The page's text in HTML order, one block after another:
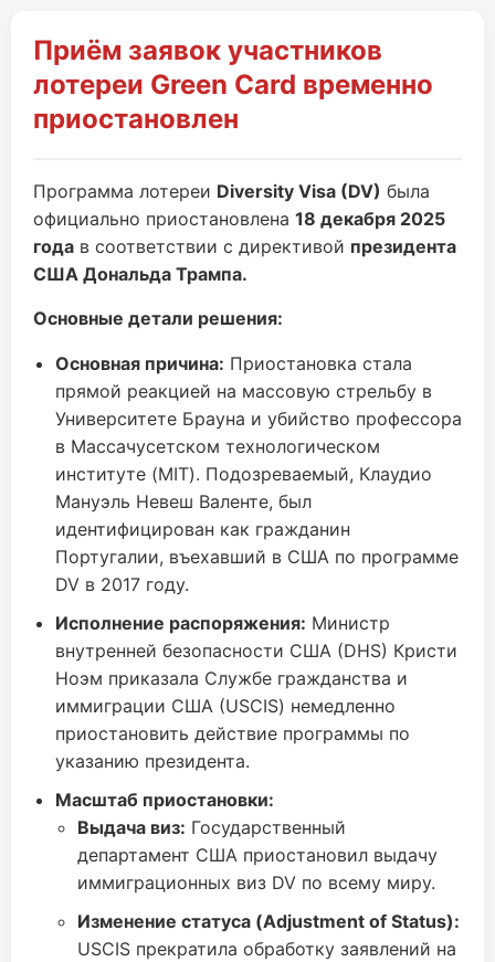
Приём заявок участников
лотереи Green Card временно
приостановлен
Программа лотереи Diversity Visa (DV) была
официально приостановлена 18 декабря 2025
года в соответствии с директивой президента
США Дональда Трампа.
Основные детали решения:
Основная причина: Приостановка стала
прямой реакцией на массовую стрельбу в
Университете Брауна и убийство профессора
в Массачусетском технологическом
институте (MIT). Подозреваемый, Клаудио
Мануэль Невеш Валенте, был
идентифицирован как гражданин
Португалии, въехавший в США по программе
DV в 2017 году.
Исполнение распоряжения: Министр
внутренней безопасности США (DHS) Кристи
Ноэм приказала Службе гражданства и
иммиграции США (USCIS) немедленно
приостановить действие программы по
указанию президента.
Масштаб приостановки:
Выдача виз: Государственный
департамент США приостановил выдачу
иммиграционных виз DV по всему миру.
Изменение статуса (Adjustment of Status):
USCIS прекратила обработку заявлений на